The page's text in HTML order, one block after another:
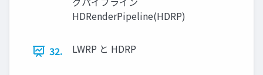
HDRenderPipeline(HDRP)
32. LWRP と HDRP